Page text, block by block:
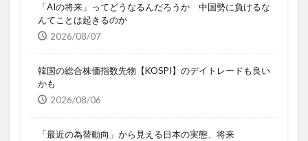
「AIの将来」ってどうなるんだろうか 中国勢に負けるな
んてことは起きるのか
2026/08/07
韓国の総合株価指数先物【KOSPI】のデイトレードも良い
かも
2026/08/06
「最近の為替動向」から見える日本の実態、将来